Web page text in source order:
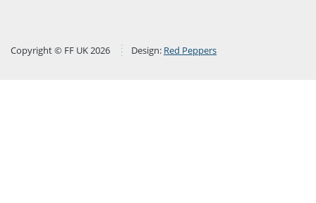
Copyright © FF UK 2026 Design: Red Peppers